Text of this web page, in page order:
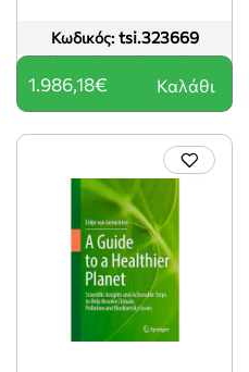
Κωδικός: tsi.323669
1.986,18€ Καλάθι